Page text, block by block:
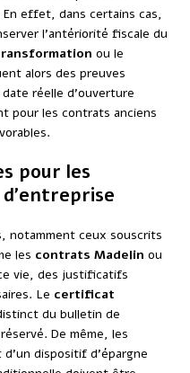
effet, dans certains cas,
l’antériorité fiscale du
ou le
alors des preuves
réelle d’ouverture
pour les contrats anciens
pour les
notamment ceux souscrits
les contrats Madelin ou
vie, des justificatifs
Le certificat
du bulletin de
De même, les
dispositif d’épargne